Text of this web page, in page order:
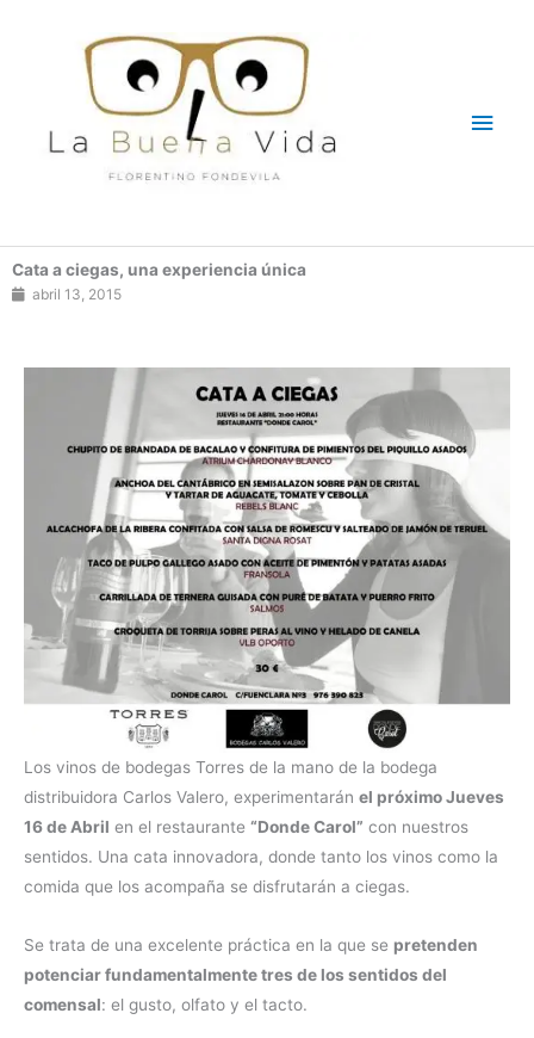
Cata a ciegas, una experiencia única
abril 13, 2015
Los vinos de bodegas Torres de la mano de la bodega
distribuidora Carlos Valero, experimentarán el próximo Jueves
16 de Abril en el restaurante “Donde Carol” con nuestros
sentidos. Una cata innovadora, donde tanto los vinos como la
comida que los acompaña se disfrutarán a ciegas.
Se trata de una excelente práctica en la que se pretenden
potenciar fundamentalmente tres de los sentidos del
comensal: el gusto, olfato y el tacto.